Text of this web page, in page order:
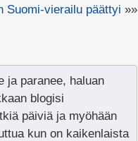
Suomi-vierailu päättyi »»
ja paranee, haluan
blogisi
päiviä ja myöhään
kun on kaikenlaista